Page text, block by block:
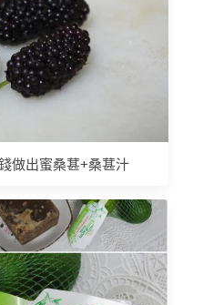
做出蜜桑葚+桑葚汁